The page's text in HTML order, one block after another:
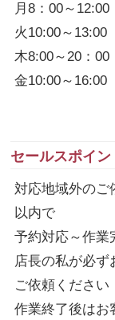
月8：00～12:00
火10:00～13:00
木8:00～20：00
金10:00～16:00
セールスポイン
対応地域外のご
以内で
予約対応～作業
店長の私が必
ご依頼ください
作業終了後はお